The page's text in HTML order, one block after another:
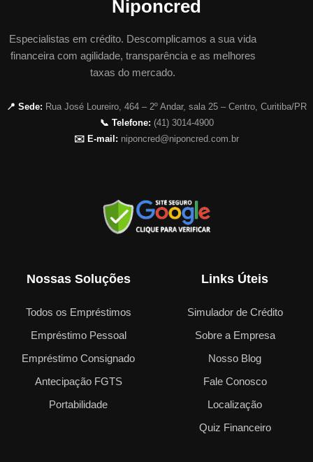
Niponcred
Especialistas em crédito. Descomplicamos a sua vida
financeira com agilidade, transparência e as melhores
taxas do mercado.
📍 Sede: Rua José Loureiro, 464 – 2º Andar, sala 25 – Centro, Curitiba/PR
📞 Telefone: (41) 3014-4900
✉️ E-mail: niponcred@niponcred.com.br
Nossas Soluções
Todos os Empréstimos
Empréstimo Pessoal
Empréstimo Consignado
Antecipação FGTS
Portabilidade
Links Úteis
Simulador de Crédito
Sobre a Empresa
Nosso Blog
Fale Conosco
Localização
Quiz Financeiro